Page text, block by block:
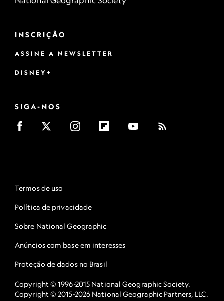
INSCRIÇÃO
ASSINE A NEWSLETTER
DISNEY+
SIGA-NOS
Termos de uso
Política de privacidade
Sobre National Geographic
Anúncios com base em interesses
Proteção de dados no Brasil
Copyright © 1996-2015 National Geographic Society.
Copyright © 2015-2026 National Geographic Partners, LLC.